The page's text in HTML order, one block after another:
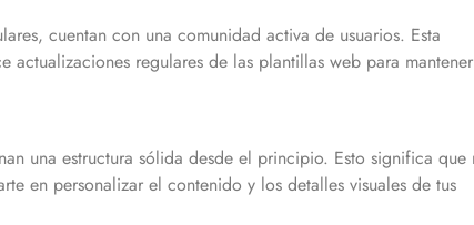
cuentan con una comunidad activa de usuarios. Esta
regulares de las plantillas web para
una estructura sólida desde el principio. Esto significa que
en personalizar el contenido y los detalles visuales de tus